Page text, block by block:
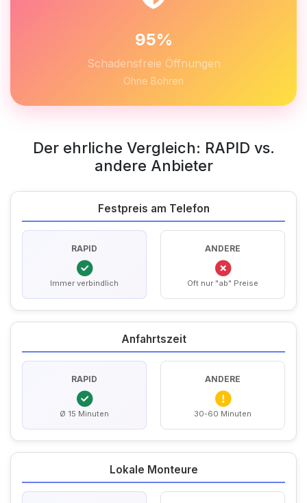
95%
Schadensfreie Öffnungen
Ohne Bohren
Der ehrliche Vergleich: RAPID vs.
andere Anbieter
Festpreis am Telefon
RAPID
Immer verbindlich
ANDERE
Oft nur "ab" Preise
Anfahrtszeit
RAPID
Ø 15 Minuten
ANDERE
30-60 Minuten
Lokale Monteure